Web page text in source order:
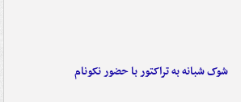
شوک شبانه به تراکتور با حضور نکونام